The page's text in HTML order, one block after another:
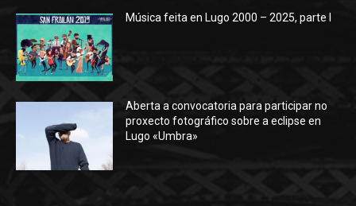
Música feita en Lugo 2000 – 2025, parte I
Aberta a convocatoria para participar no
proxecto fotográfico sobre a eclipse en
Lugo «Umbra»